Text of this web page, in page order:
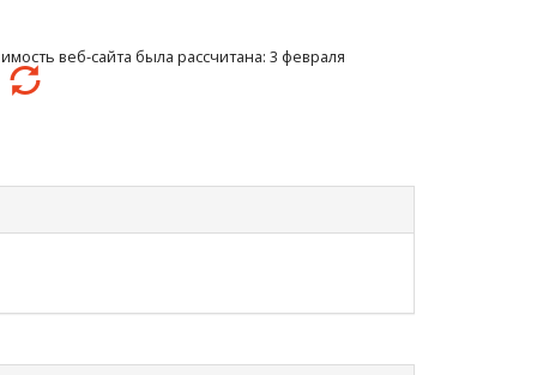
веб-сайта была рассчитана: 3 февраля